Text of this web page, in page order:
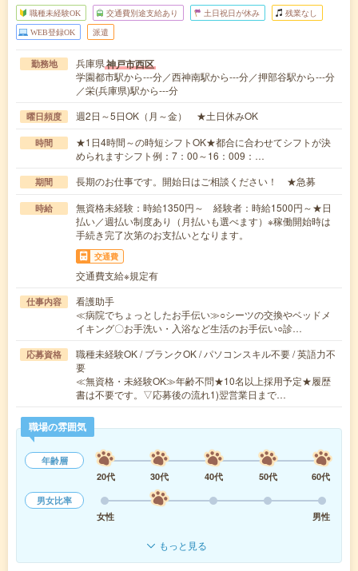
職種未経験OK 交通費別途支給あり 土日祝日が休み 残業なし
WEB登録OK 派遣
勤務地 兵庫県神戸市西区
学園都市駅から---分／西神南駅から---分／押部谷駅から---分
／栄(兵庫県)駅から---分
曜日頻度 週2日～5日OK（月～金） ★土日休みOK
時間
★1日4時間～の時短シフトOK★都合に合わせてシフトが決
められますシフト例：7：00～16：009：…
期間 長期のお仕事です。開始日はご相談ください！ ★急募
時給
無資格未経験：時給1350円～ 経験者：時給1500円～★日
払い／週払い制度あり（月払いも選べます）※稼働開始時は
手続き完了次第のお支払いとなります。
交通費
交通費支給※規定有
仕事内容
看護助手
≪病院でちょっとしたお手伝い≫○シーツの交換やベッドメ
イキング〇お手洗い・入浴など生活のお手伝い○診…
応募資格
職種未経験OK / ブランクOK / パソコンスキル不要 / 英語力不
要
≪無資格・未経験OK≫年齢不問★10名以上採用予定★履歴
書は不要です。▽応募後の流れ1)翌営業日まで…
職場の雰囲気
年齢層
20代
30代 40代 50代
60代
男女比率
女性
男性
もっと見る